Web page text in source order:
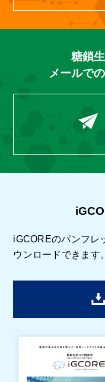
糖鎖
メールで
iGCOREのパンフレ
ウンロードできます。